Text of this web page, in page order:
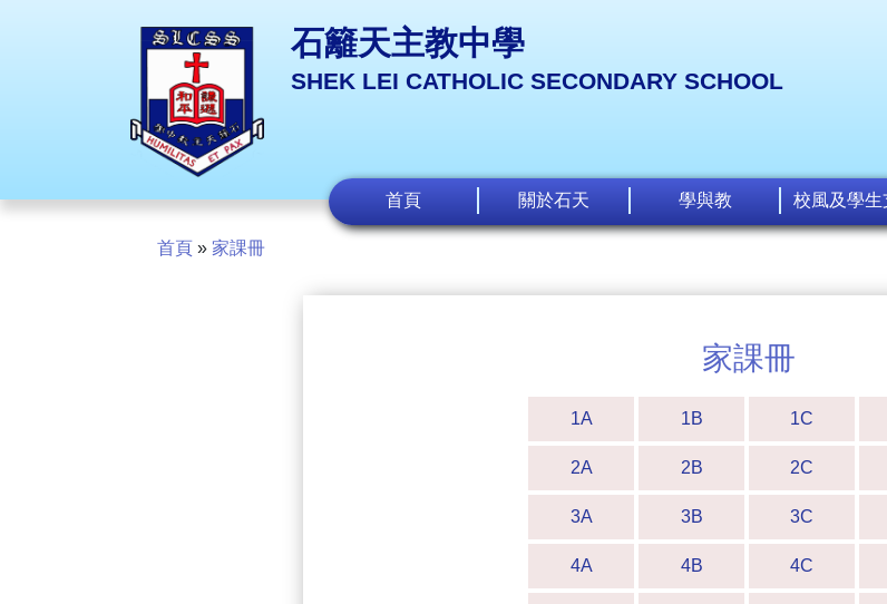
石籬天主教中學
SHEK LEI CATHOLIC SECONDARY SCHOOL
首頁 關於石天 學與教 校風及學生
首頁 » 家課冊
家課冊
1A 1B 1C
2A 2B 2C
3A 3B 3C
4A 4B 4C